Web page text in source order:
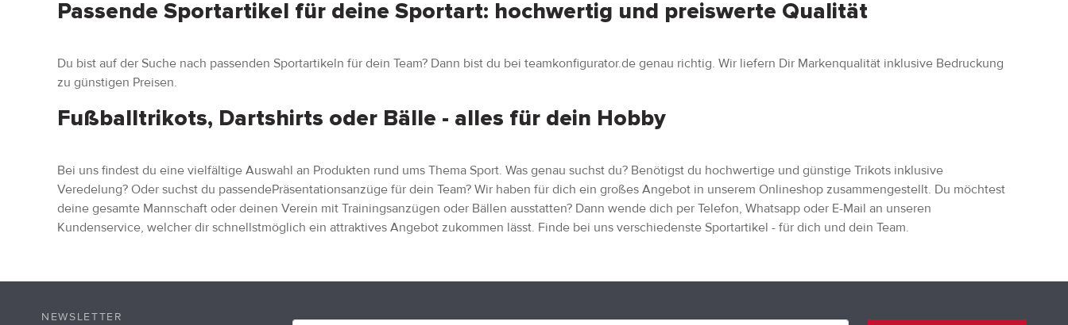
Passende Sportartikel für deine Sportart: hochwertig und preiswerte Qualität
Du bist auf der Suche nach passenden Sportartikeln für dein Team? Dann bist du bei teamkonfigurator.de genau richtig. Wir liefern Dir Markenqualität inklusive Bedruckung
zu günstigen Preisen.
Fußballtrikots, Dartshirts oder Bälle - alles für dein Hobby
Bei uns findest du eine vielfältige Auswahl an Produkten rund ums Thema Sport. Was genau suchst du? Benötigst du hochwertige und günstige Trikots inklusive
Veredelung? Oder suchst du passendePräsentationsanzüge für dein Team? Wir haben für dich ein großes Angebot in unserem Onlineshop zusammengestellt. Du möchtest
deine gesamte Mannschaft oder deinen Verein mit Trainingsanzügen oder Bällen ausstatten? Dann wende dich per Telefon, Whatsapp oder E-Mail an unseren
Kundenservice, welcher dir schnellstmöglich ein attraktives Angebot zukommen lässt. Finde bei uns verschiedenste Sportartikel - für dich und dein Team.
NEWSLETTER